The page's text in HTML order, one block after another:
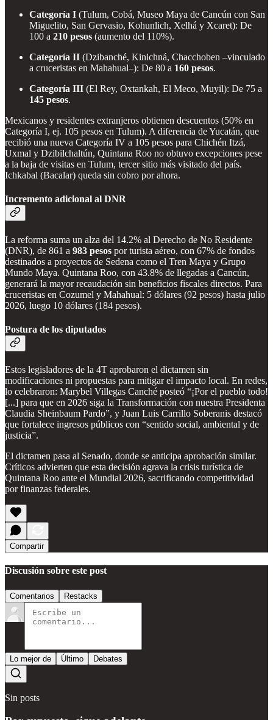
Categoría I (Tulum, Cobá, Museo Maya de Cancún con San
Miguelito, San Gervasio, Kohunlich, Xelhá y Xcaret): De
100 a 210 pesos (aumento del 110%).
Categoría II (Dzibanché, Kinichná, Chacchoben –vinculado
a cruceristas en Mahahual–): De 80 a 160 pesos.
Categoría III (El Rey, Oxtankah, El Meco, Muyil): De 75 a
145 pesos.
Mexicanos y residentes extranjeros obtienen descuentos (50% en
Categoría I, ej. 105 pesos en Tulum). A diferencia de Yucatán, que
recibió una nueva Categoría IV a 105 pesos para Chichén Itzá,
Uxmal y Dzibilchaltún, Quintana Roo no obtuvo excepciones pese
a la baja de visitas en Tulum, tercer sitio más visitado del país.
Ichkabal (Bacalar) queda sin cobro por ahora.
Incremento adicional al DNR
La reforma suma un alza del 14.2% al Derecho de No Residente
(DNR), de 861 a 983 pesos por turista aéreo, con 67% de fondos
destinados a proyectos de Sedena como el Tren Maya y Grupo
Mundo Maya. Quintana Roo, con 43.8% de llegadas a Cancún,
generará la mayor recaudación sin beneficios fiscales directos. Para
cruceristas en Cozumel y Mahahual: 5 dólares (92 pesos) hasta julio
2026, luego 10 dólares (184 pesos).
Postura de los diputados
Estos legisladores de la 4T aprobaron el dictamen sin
modificaciones ni propuestas para mitigar el impacto local. En redes,
lo celebraron: Marybel Villegas Canché posteó “¡Por el pueblo todo!
[...] para que en 2026 siga la Transformación con nuestra Presidenta
Claudia Sheinbaum Pardo”, y Juan Luis Carrillo Soberanis destacó
que fortalece ingresos públicos con “sentido social, ambiental y de
justicia”.
El dictamen pasa al Senado, donde se anticipa aprobación similar.
Críticos advierten que esta decisión agrava la crisis turística de
Quintana Roo ante el Mundial 2026, sacrificando competitividad
por finanzas federales.
Compartir
Discusión sobre este post
Comentarios Restacks
Lo mejor de Último Debates
Sin posts